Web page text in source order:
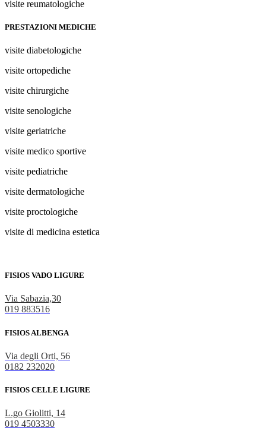
visite reumatologiche
PRESTAZIONI MEDICHE
visite diabetologiche
visite ortopediche
visite chirurgiche
visite senologiche
visite geriatriche
visite medico sportive
visite pediatriche
visite dermatologiche
visite proctologiche
visite di medicina estetica
FISIOS VADO LIGURE
Via Sabazia,30
019 883516
FISIOS ALBENGA
Via degli Orti, 56
0182 232020
FISIOS CELLE LIGURE
L.go Giolitti, 14
019 4503330